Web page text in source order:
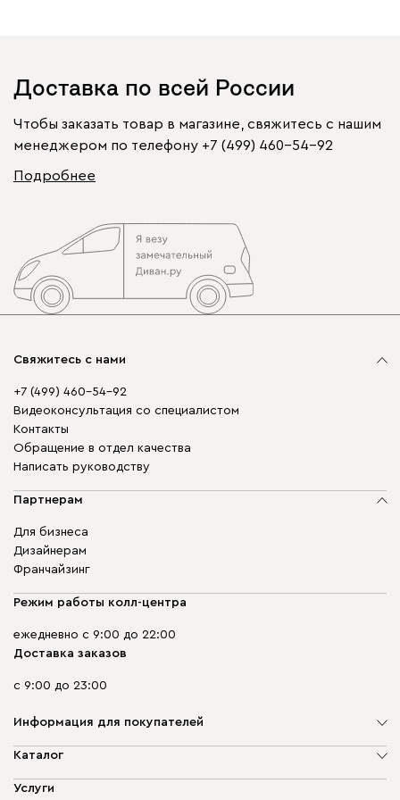
Доставка по всей России
Чтобы заказать товар в магазине, свяжитесь с нашим
менеджером по телефону +7 (499) 460-54-92
Подробнее
Свяжитесь с нами
+7 (499) 460-54-92
Видеоконсультация со специалистом
Контакты
Обращение в отдел качества
Написать руководству
Партнерам
Для бизнеса
Дизайнерам
Франчайзинг
Режим работы колл-центра
ежедневно с 9:00 до 22:00
Доставка заказов
с 9:00 до 23:00
Информация для покупателей
О компании
Доставка и оплата
Каталог
Мягкая мебель
Услуги